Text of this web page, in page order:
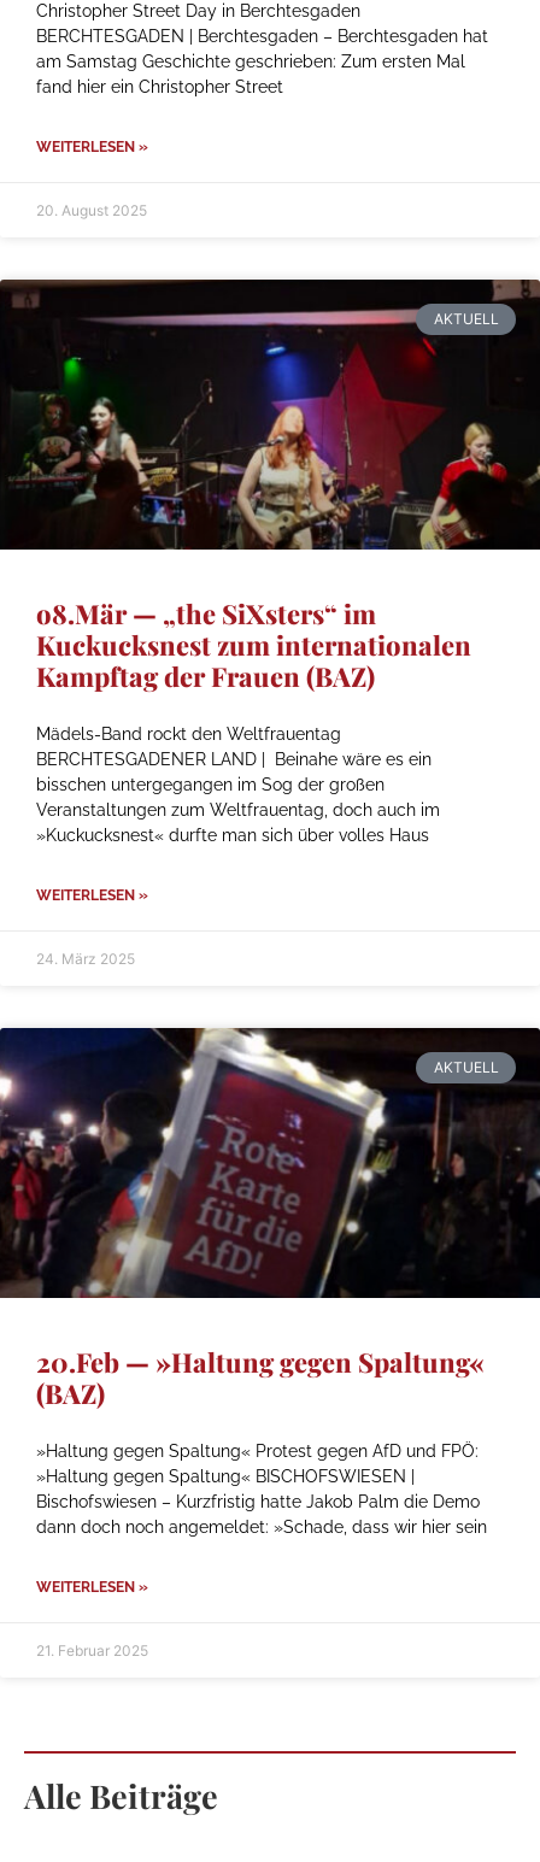
Christopher Street Day in Berchtesgaden
BERCHTESGADEN | Berchtesgaden – Berchtesgaden hat
am Samstag Geschichte geschrieben: Zum ersten Mal
fand hier ein Christopher Street
WEITERLESEN »
20. August 2025
AKTUELL
o8.Mär — „the SiXsters“ im
Kuckucksnest zum internationalen
Kampftag der Frauen (BAZ)
Mädels-Band rockt den Weltfrauentag
BERCHTESGADENER LAND | Beinahe wäre es ein
bisschen untergegangen im Sog der großen
Veranstaltungen zum Weltfrauentag, doch auch im
»Kuckucksnest« durfte man sich über volles Haus
WEITERLESEN »
24. März 2025
AKTUELL
20.Feb — »Haltung gegen Spaltung«
(BAZ)
»Haltung gegen Spaltung« Protest gegen AfD und FPÖ:
»Haltung gegen Spaltung« BISCHOFSWIESEN |
Bischofswiesen – Kurzfristig hatte Jakob Palm die Demo
dann doch noch angemeldet: »Schade, dass wir hier sein
WEITERLESEN »
21. Februar 2025
Alle Beiträge